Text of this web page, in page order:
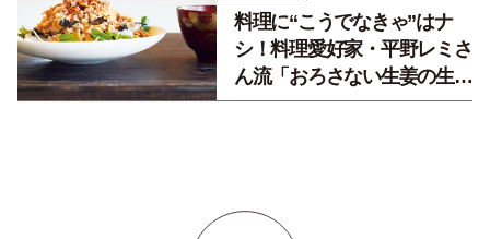
料理に“こうでなきゃ”はナ
シ！料理愛好家・平野レミさ
ん流「おろさない生姜の生姜
焼き」の作り方